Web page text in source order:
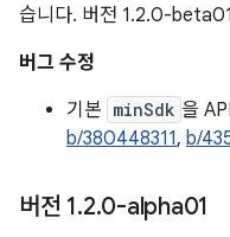
습니다. 버전 1.2.0-
버그 수정
기본 minSdk 을
b/380448311, b/
버전 1.2.0-alpha01